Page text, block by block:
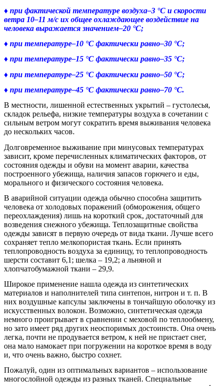
♦ при фактической температуре воздуха–3 °C и скорости
ветра 10–11 м/с их общее охлаждающее воздействие на
человека выражается значением–20 °C;
♦ при температуре–10 °C фактически равно–30 °C;
♦ при температуре–15 °C фактически равно–35 °C;
♦ при температуре–25 °C фактически равно–50 °C;
♦ при температуре–45 °C фактически равно–70 °C.
В местности, лишенной естественных укрытий – густолесья,
складок рельефа, низкие температуры воздуха в сочетании с
сильным ветром могут сократить время выживания человека
до нескольких часов.
Долговременное выживание при минусовых температурах
зависит, кроме перечисленных климатических факторов, от
состояния одежды и обуви на момент аварии, качества
построенного убежища, наличия запасов горючего и еды,
морального и физического состояния человека.
В аварийной ситуации одежда обычно способна защитить
человека от холодовых поражений (обморожения, общего
переохлаждения) лишь на короткий срок, достаточный для
возведения снежного убежища. Теплозащитные свойства
одежды зависят в первую очередь от вида ткани. Лучше всего
сохраняет тепло мелкопористая ткань. Если принять
теплопроводность воздуха за единицу, то теплопроводность
шерсти составит 6,1; шелка – 19,2; а льняной и
хлопчатобумажной ткани – 29,9.
Широкое применение нашла одежда из синтетических
материалов и наполнителей типа синтепон, нитрон и т. п. В
них воздушные капсулы заключены в тончайшую оболочку из
искусственных волокон. Возможно, синтетическая одежда
немного проигрывает в сравнении с меховой по теплообмену,
но зато имеет ряд других неоспоримых достоинств. Она очень
легка, почти не продувается ветром, к ней не пристает снег,
она мало намокает при погружении на короткое время в воду
и, что очень важно, быстро сохнет.
Пожалуй, один из оптимальных вариантов – использование
многослойной одежды из разных тканей. Специальные